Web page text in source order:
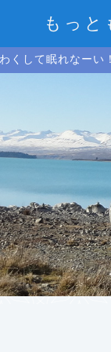
もっ
くして眠れなーい